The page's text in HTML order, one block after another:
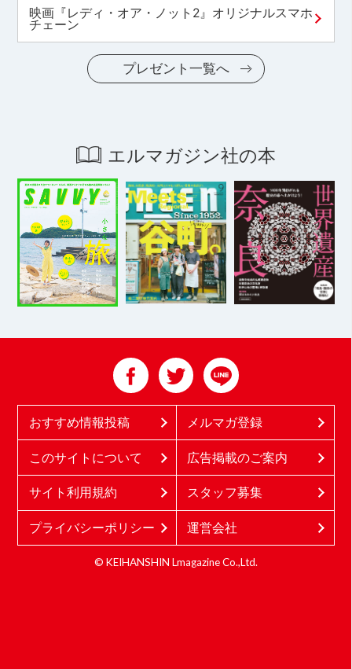
映画『レディ・オア・ノット2』オリジナルスマホ
チェーン
プレゼント一覧へ
エルマガジン社の本
おすすめ情報投稿 メルマガ登録
このサイトについて 広告掲載のご案内
サイト利用規約 スタッフ募集
プライバシーポリシー 運営会社
© KEIHANSHIN Lmagazine Co.,Ltd.